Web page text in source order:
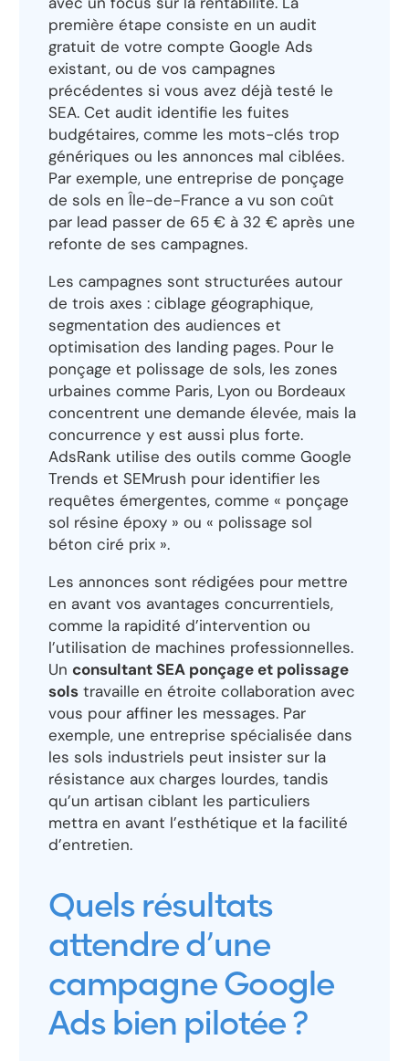
première étape consiste en un audit
gratuit de votre compte Google Ads
existant, ou de vos campagnes
précédentes si vous avez déjà testé le
SEA. Cet audit identifie les fuites
budgétaires, comme les mots-clés trop
génériques ou les annonces mal ciblées.
Par exemple, une entreprise de ponçage
de sols en Île-de-France a vu son coût
par lead passer de 65 € à 32 € après une
refonte de ses campagnes.
Les campagnes sont structurées autour
de trois axes : ciblage géographique,
segmentation des audiences et
optimisation des landing pages. Pour le
ponçage et polissage de sols, les zones
urbaines comme Paris, Lyon ou Bordeaux
concentrent une demande élevée, mais la
concurrence y est aussi plus forte.
AdsRank utilise des outils comme Google
Trends et SEMrush pour identifier les
requêtes émergentes, comme « ponçage
sol résine époxy » ou « polissage sol
béton ciré prix ».
Les annonces sont rédigées pour mettre
en avant vos avantages concurrentiels,
comme la rapidité d’intervention ou
l’utilisation de machines professionnelles.
Un consultant SEA ponçage et polissage
sols travaille en étroite collaboration avec
vous pour affiner les messages. Par
exemple, une entreprise spécialisée dans
les sols industriels peut insister sur la
résistance aux charges lourdes, tandis
qu’un artisan ciblant les particuliers
mettra en avant l’esthétique et la facilité
d’entretien.
Quels résultats
attendre d’une
campagne Google
Ads bien pilotée ?